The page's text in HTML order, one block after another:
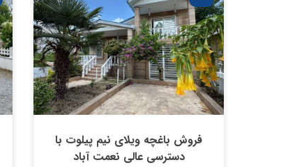
فروش باغچه ویلای نیم پیلوت با
دسترسی عالی نعمت آباد